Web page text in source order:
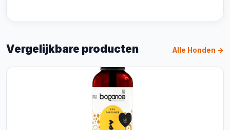
Vergelijkbare producten Alle Honden →